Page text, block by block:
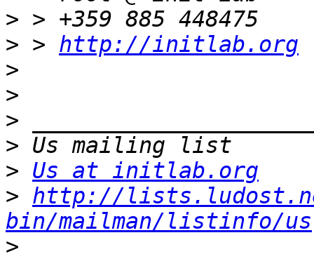
>
> > http://initlab.org
>
>
>
>
> Us at initlab.org
> http://
bin/mailman/listinfo/us
>